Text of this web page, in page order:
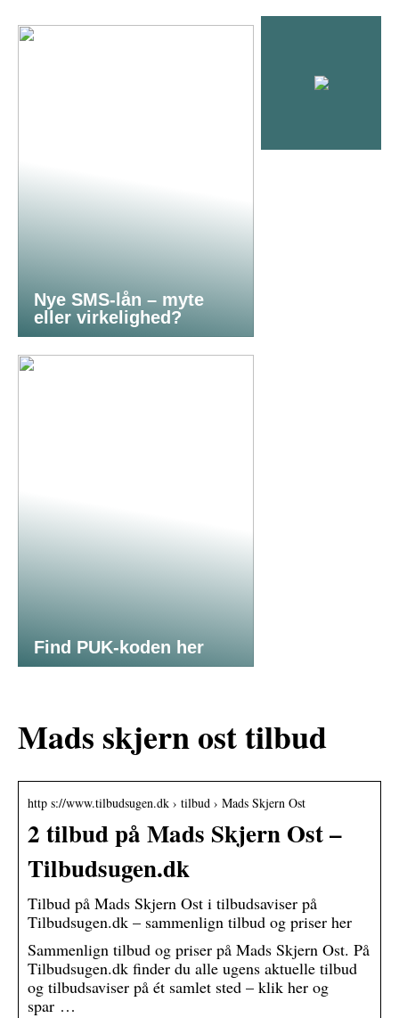
Nye SMS-lån – myte
eller virkelighed?
Find PUK-koden her
Mads skjern ost tilbud
http s://www.tilbudsugen.dk › tilbud › Mads Skjern Ost
2 tilbud på Mads Skjern Ost –
Tilbudsugen.dk
Tilbud på Mads Skjern Ost i tilbudsaviser på
Tilbudsugen.dk – sammenlign tilbud og priser her
Sammenlign tilbud og priser på Mads Skjern Ost. På
Tilbudsugen.dk finder du alle ugens aktuelle tilbud
og tilbudsaviser på ét samlet sted – klik her og
spar …